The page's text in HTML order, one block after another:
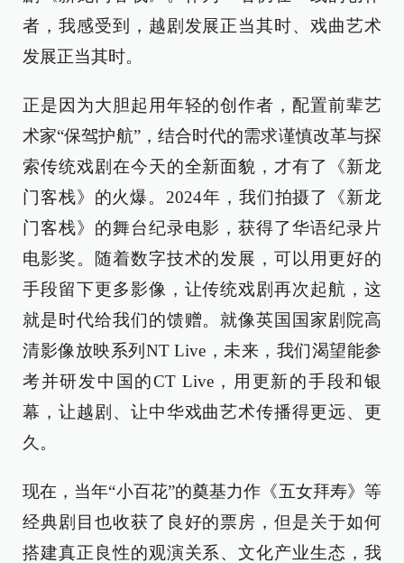
者，我感受到，越剧发展正当其时、戏曲艺术
发展正当其时。
正是因为大胆起用年轻的创作者，配置前辈艺
术家“保驾护航”，结合时代的需求谨慎改革与探
索传统戏剧在今天的全新面貌，才有了《新龙
门客栈》的火爆。2024年，我们拍摄了《新龙
门客栈》的舞台纪录电影，获得了华语纪录片
电影奖。随着数字技术的发展，可以用更好的
手段留下更多影像，让传统戏剧再次起航，这
就是时代给我们的馈赠。就像英国国家剧院高
清影像放映系列NT Live，未来，我们渴望能参
考并研发中国的CT Live，用更新的手段和银
幕，让越剧、让中华戏曲艺术传播得更远、更
久。
现在，当年“小百花”的奠基力作《五女拜寿》等
经典剧目也收获了良好的票房，但是关于如何
搭建真正良性的观演关系、文化产业生态，我